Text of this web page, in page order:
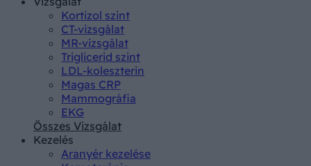
Kortizol szint
CT-vizsgálat
MR-vizsgálat
Triglicerid szint
LDL-koleszterin
Magas CRP
Mammográfia
EKG
Összes Vizsgálat
Kezelés
Aranyér kezelése